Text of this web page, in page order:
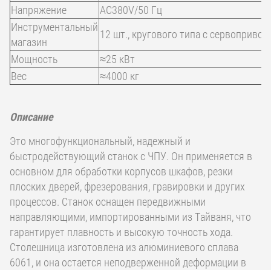
Напряжение
AC380V/50 Гц
Инструментальный
магазин
12 шт., кругового типа с
Мощность
≈25 кВт
Вес
≈4000 кг
Описание
Это многофункциональный, надежный и
быстродействующий станок с ЧПУ. Он применяется в
основном для обработки корпусов шкафов, резки
плоских дверей, фрезерования, гравировки и других
процессов. Станок оснащен передвижными
направляющими, импортированными из Тайваня, что
гарантирует плавность и высокую точность хода.
Столешница изготовлена из алюминиевого сплава
6061, и она остается неподверженной деформации в